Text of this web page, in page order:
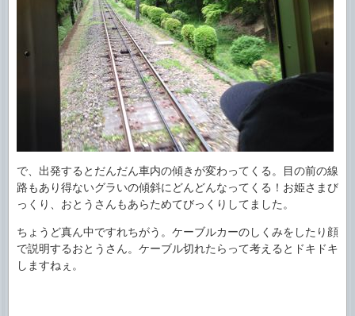
で、出発するとだんだん車内の傾きが変わってくる。目の前の線
路もあり得ないグラいの傾斜にどんどんなってくる！お姫さまび
っくり、おとうさんもあらためてびっくりしてました。
ちょうど真ん中ですれちがう。ケーブルカーのしくみをしたり顔
で説明するおとうさん。ケーブル切れたらって考えるとドキドキ
しますねぇ。